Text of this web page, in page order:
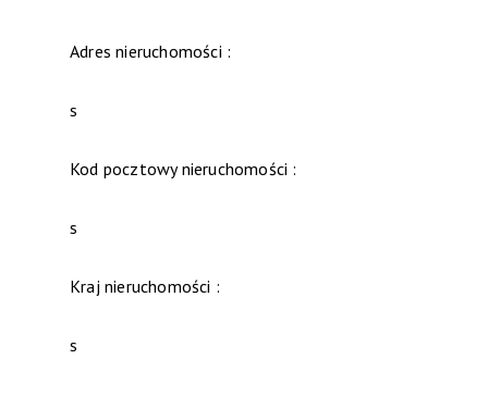
Adres nieruchomości :
s
Kod pocztowy nieruchomości :
s
Kraj nieruchomości :
s